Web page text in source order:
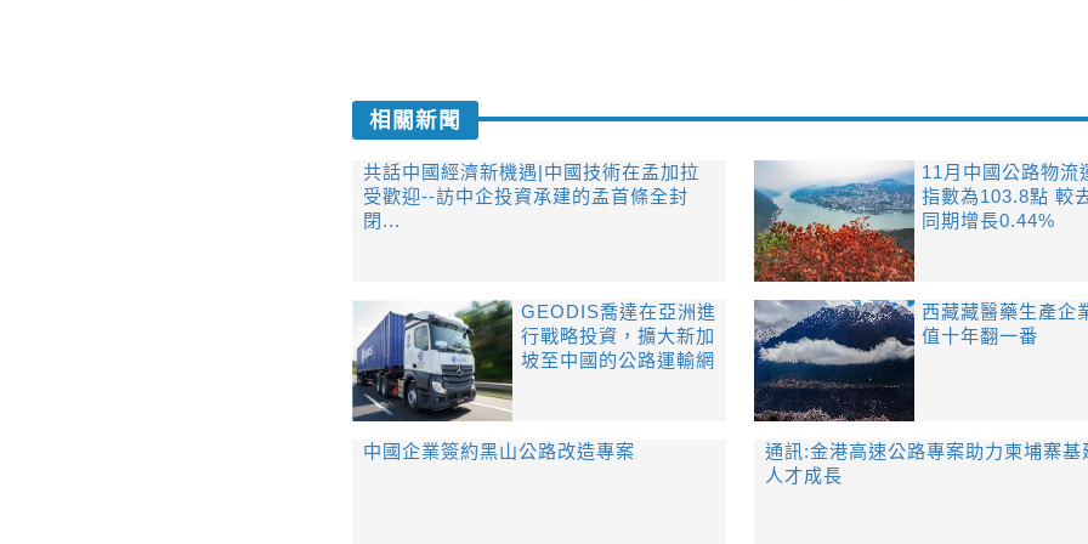
相關新聞
共話中國經濟新機遇|中國技術在孟加拉
受歡迎--訪中企投資承建的孟首條全封
閉...
11月中國公路物流
指數為103.8點 較
同期增長0.44%
GEODIS喬達在亞洲進
行戰略投資，擴大新加
坡至中國的公路運輸網
西藏藏醫藥生產企
值十年翻一番
中國企業簽約黑山公路改造專案
通訊:金港高速公路專案助力柬埔寨基
人才成長